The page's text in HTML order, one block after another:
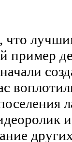
пример